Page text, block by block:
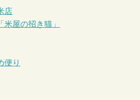
店
屋の招き猫」
便り